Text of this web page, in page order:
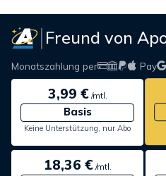
Freund von
Monatszahlung per Pay
3,99 €/mtl.
Basis
Keine Unterstützung, nur Abo
18,36 €/mtl.